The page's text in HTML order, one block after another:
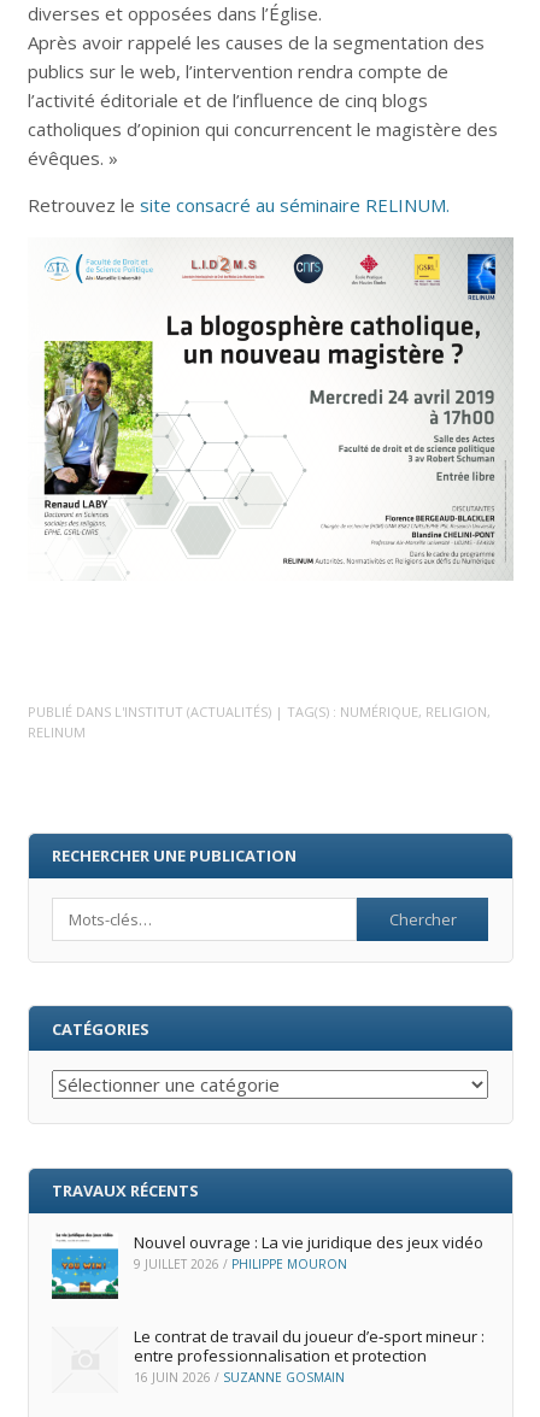
diverses et opposées dans l’Église.
Après avoir rappelé les causes de la segmentation des
publics sur le web, l’intervention rendra compte de
l’activité éditoriale et de l’influence de cinq blogs
catholiques d’opinion qui concurrencent le magistère des
évêques. »
Retrouvez le site consacré au séminaire RELINUM.
PUBLIÉ DANS L'INSTITUT (ACTUALITÉS) | TAG(S) : NUMÉRIQUE, RELIGION,
RELINUM
RECHERCHER UNE PUBLICATION
CATÉGORIES
Catégories
TRAVAUX RÉCENTS
Nouvel ouvrage : La vie juridique des jeux vidéo
9 JUILLET 2026 / PHILIPPE MOURON
Le contrat de travail du joueur d’e‑sport mineur :
entre professionnalisation et protection
16 JUIN 2026 / SUZANNE GOSMAIN